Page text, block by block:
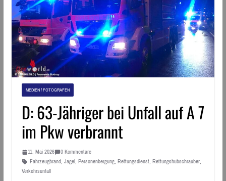
MEDIEN / FOTOGRAFEN
D: 63-Jähriger bei Unfall auf A 7
im Pkw verbrannt
11. Mai 2026
0 Kommentare
Fahrzeugbrand, Jagel, Personenbergung, Rettungsdienst, Rettungshubschrauber,
Verkehrsunfall